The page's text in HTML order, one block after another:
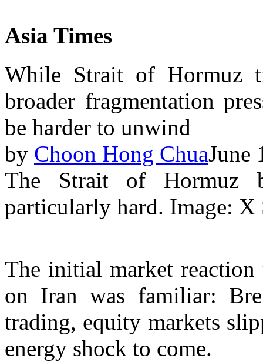
Asia Times
While Strait of Hormuz
broader fragmentation
be harder to unwind
by Choon Hong ChuaJune
The Strait of Hormuz
particularly hard. Image: X
The initial market
on Iran was familiar:
trading, equity markets
energy shock to come.